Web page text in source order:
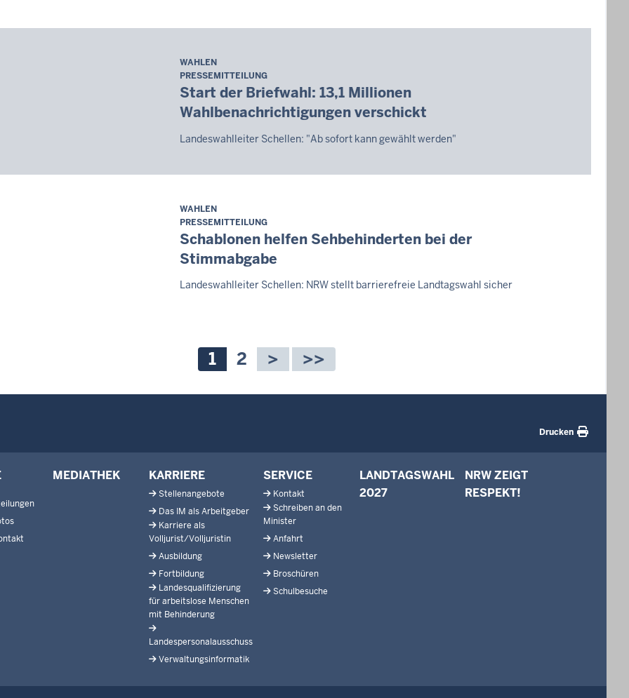
Samstag,
8.
August
2026
-
WAHLEN
PRESSEMITTEILUNG
Start der Briefwahl: 13,1 Millionen
Wahlbenachrichtigungen verschickt
Landeswahlleiter Schellen: "Ab sofort kann gewählt werden"
Samstag,
8.
August
2026
-
WAHLEN
PRESSEMITTEILUNG
Schablonen helfen Sehbehinderten bei der
Stimmabgabe
Landeswahlleiter Schellen: NRW stellt barrierefreie Landtagswahl sicher
Aktuelle
Seite
1 Seite
2
Drucken
MEDIATHEK KARRIERE
Stellenangebote
Das IM als Arbeitgeber
Karriere als
Volljurist/Volljuristin
Ausbildung
Fortbildung
Landesqualifizierung
für arbeitslose Menschen
mit Behinderung
Landespersonalausschuss
Verwaltungsinformatik
SERVICE
Kontakt
Schreiben an den
Minister
Anfahrt
Newsletter
Broschüren
Schulbesuche
LANDTAGSWAHL
2027
NRW ZEIGT
RESPEKT!